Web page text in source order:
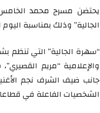
الجالية” وذلك بمناسبة
“سهرة الجالية” التي تنظم
والإعلامية “مريم
جانب ضيف الشرف نجم
الشخصيات الفاعلة في